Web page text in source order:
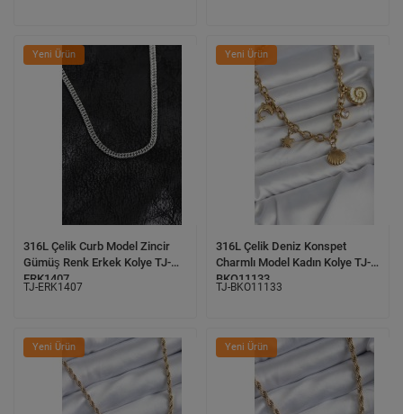
Yeni Ürün
316L Çelik Curb Model Zincir
Gümüş Renk Erkek Kolye TJ-
ERK1407
TJ-ERK1407
Yeni Ürün
316L Çelik Deniz Konspet
Charmlı Model Kadın Kolye TJ-
BKO11133
TJ-BKO11133
Yeni Ürün Yeni Ürün